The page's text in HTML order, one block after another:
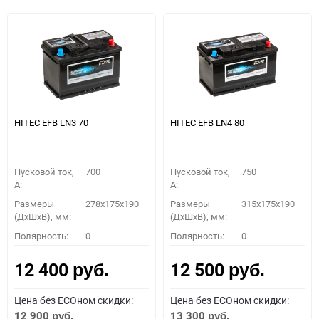
HITEC EFB LN3 70
Пусковой ток,
A:
700
Размеры
(ДхШхВ), мм:
278x175x190
Полярность: 0
12 400 руб.
Цена без ECOном скидки:
12 900 руб.
HITEC EFB LN4 80
Пусковой ток,
A:
750
Размеры
(ДхШхВ), мм:
315x175x190
Полярность: 0
12 500 руб.
Цена без ECOном скидки:
13 300 руб.